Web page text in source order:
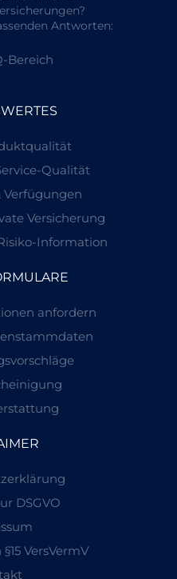
Antworten:
Bereich
Qualität
Verfügungen
Versicherung
Information
anfordern
DSGVO
VersVermV